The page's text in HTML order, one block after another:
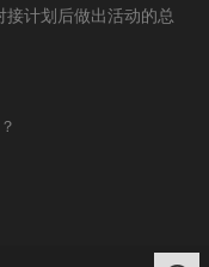
计划后做出活动的总